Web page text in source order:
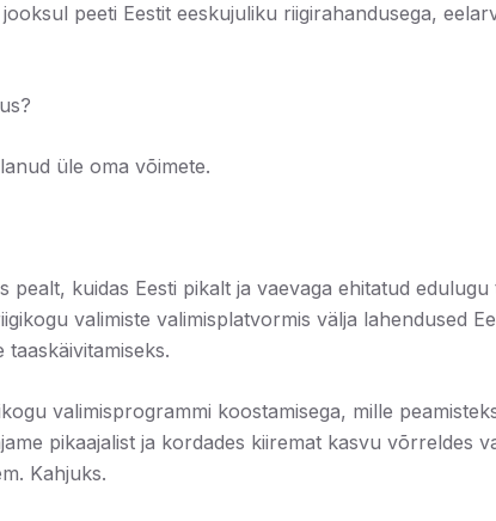
peeti Eestit eeskujuliku riigirahandusega,
üle oma võimete.
kuidas Eesti pikalt ja vaevaga ehitatud
valimiste valimisplatvormis välja lahendused
valimisprogrammi koostamisega, mille
pikaajalist ja kordades kiiremat kasvu võrreldes
Kahjuks.